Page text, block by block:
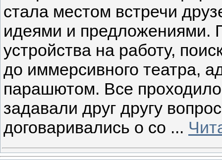
стала местом встречи
идеями и предложениями.
устройства на работу,
до иммерсивного театра,
парашютом. Все
задавали друг другу
договаривались о со ...